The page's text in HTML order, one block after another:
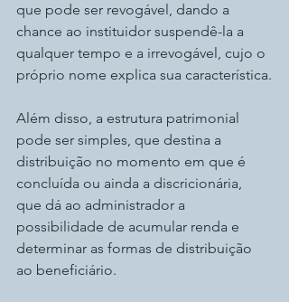
que pode ser revogável, dando a
chance ao instituidor suspendê-la a
qualquer tempo e a irrevogável, cujo o
próprio nome explica sua característica.
Além disso, a estrutura patrimonial
pode ser simples, que destina a
distribuição no momento em que é
concluída ou ainda a discricionária,
que dá ao administrador a
possibilidade de acumular renda e
determinar as formas de distribuição
ao beneficiário.